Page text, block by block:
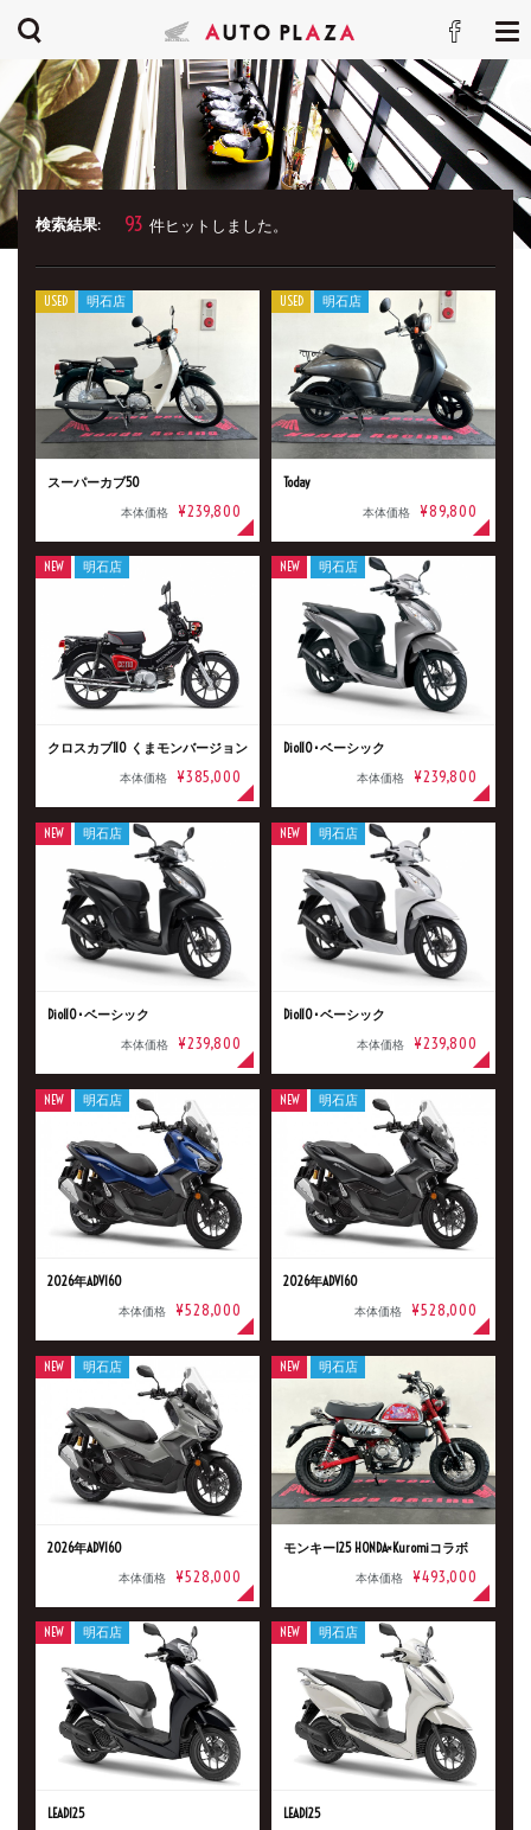
検索結果: 93 件ヒットしました。
スーパーカブ50
本体価格 ¥239,800
USED 明石店
Today
本体価格 ¥89,800
USED 明石店
クロスカブ110 くまモンバージョン
本体価格 ¥385,000
NEW 明石店
Dio110･ベーシック
本体価格 ¥239,800
NEW 明石店
Dio110･ベーシック
本体価格 ¥239,800
NEW 明石店
Dio110･ベーシック
本体価格 ¥239,800
NEW 明石店
2026年ADV160
本体価格 ¥528,000
NEW 明石店
2026年ADV160
本体価格 ¥528,000
NEW 明石店
2026年ADV160
本体価格 ¥528,000
NEW 明石店
モンキー125 HONDA×Kuromiコラボ
本体価格 ¥493,000
NEW 明石店
LEAD125
NEW 明石店
LEAD125
NEW 明石店
新車 中古車
明石店
タイプ
メーカー
価格